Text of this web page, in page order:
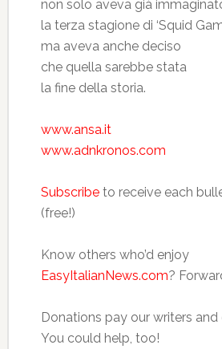
non solo aveva già
la terza stagione di ‘Squid
ma aveva anche deciso
che quella sarebbe stata
la fine della storia.
www.ansa.it
www.adnkronos.com
Subscribeto receive each
(free!)
Know others who’d enjoy
EasyItalianNews.com?
Donations pay our writers and
You could help, too!